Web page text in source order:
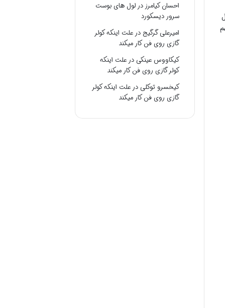
احسان کیامرز در لول های بوست
سرور دیسکورد
امیرعلی گرگیج در علت اینکه کولر
گازی روی فن کار میکند
کیکاووس عینکیدر علت اینکه
کولر گازی روی فن کار میکند
کیخسرو توکلیدر علت اینکه کولر
گازی روی فن کار میکند